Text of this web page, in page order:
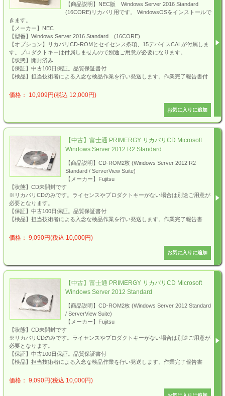
【商品説明】NEC版 Windows Server 2016 Standard
(16CORE)リカバリ用です。 WindowsOSをインストールで
きます。
【メーカー】NEC
【型番】Windows Server 2016 Standard (16CORE)
【オプション】リカバリCD-ROMとセイセンス条項、15デバイスCALが付属しま
す。プロダクトキーは付属しませんので別途ご用意が必要になります。
【状態】開封済み
【保証】中古100日保証。品質保証書付
【検品】担当技術者による入念な検品作業を行い発送します。作業完了報告書付
価格： 10,909円(税込 12,000円)
【中古】富士通 PRIMERGY リカバリCD Microsoft
Windows Server 2012 R2 Standard
【商品説明】CD-ROM2枚 (Windows Server 2012 R2
Standard / ServerView Suite)
【メーカー】Fujitsu
【状態】CD未開封です
※リカバリCDのみです。ライセンスやプロダクトキーがない場合は別途ご用意が
必要となります。
【保証】中古100日保証。品質保証書付
【検品】担当技術者による入念な検品作業を行い発送します。作業完了報告書
価格： 9,090円(税込 10,000円)
【中古】富士通 PRIMERGY リカバリCD Microsoft
Windows Server 2012 Standard
【商品説明】CD-ROM2枚 (Windows Server 2012 Standard
/ ServerView Suite)
【メーカー】Fujitsu
【状態】CD未開封です
※リカバリCDのみです。ライセンスやプロダクトキーがない場合は別途ご用意が
必要となります。
【保証】中古100日保証。品質保証書付
【検品】担当技術者による入念な検品作業を行い発送します。作業完了報告書
価格： 9,090円(税込 10,000円)